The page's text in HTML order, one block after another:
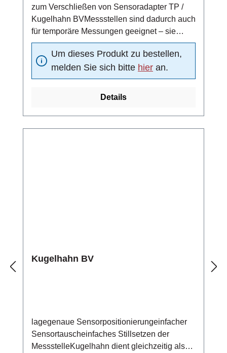
zum Verschließen von Sensoradapter TP /
Kugelhahn BVMessstellen sind dadurch auch
für temporäre Messungen geeignet – sie
können nach einem Messzyklus durch einen
Blindstopfen verschlossen werdenmit O-Ring
Um dieses Produkt zu bestellen,
melden Sie sich bitte hier an.
Details
Kugelhahn BV
lagegenaue Sensorpositionierungeinfacher
Sensortauscheinfaches Stillsetzen der
MessstelleKugelhahn dient gleichzeitig als